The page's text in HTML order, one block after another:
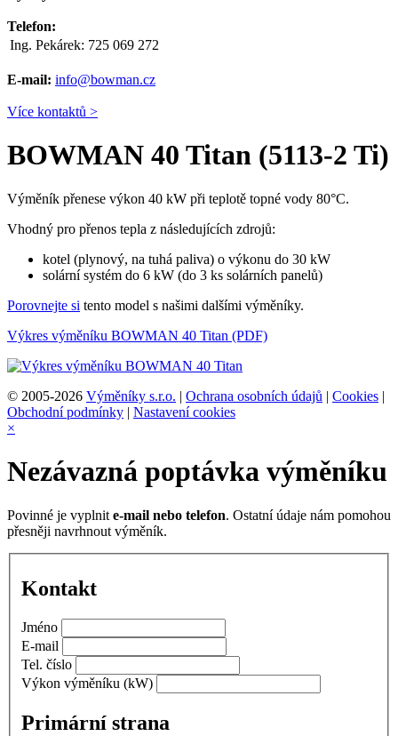
Telefon:
Ing. Pekárek: 725 069 272
E-mail: info@bowman.cz
Více kontaktů >
BOWMAN 40 Titan (5113-2 Ti)
Výměník přenese výkon 40 kW při teplotě topné vody 80°C.
Vhodný pro přenos tepla z následujících zdrojů:
kotel (plynový, na tuhá paliva) o výkonu do 30 kW
solární systém do 6 kW (do 3 ks solárních panelů)
Porovnejte si tento model s našimi dalšími výměníky.
Výkres výměníku BOWMAN 40 Titan (PDF)
© 2005-2026 Výměníky s.r.o. | Ochrana osobních údajů | Cookies |
Obchodní podmínky | Nastavení cookies
×
Nezávazná poptávka výměníku
Povinné je vyplnit e-mail nebo telefon. Ostatní údaje nám pomohou
přesněji navrhnout výměník.
Kontakt
Jméno
E-mail
Tel. číslo
Výkon výměníku (kW)
Primární strana